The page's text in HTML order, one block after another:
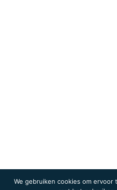
We gebruiken cookies om